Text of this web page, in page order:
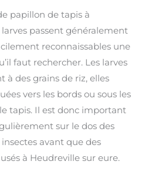
papillon de tapis à
passent généralement
reconnaissables une
faut rechercher. Les larves
à des grains de riz, elles
vers les bords ou sous les
tapis. Il est donc important
sur le dos des
avant que des
à Heudreville sur eure.